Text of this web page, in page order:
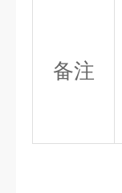
备注